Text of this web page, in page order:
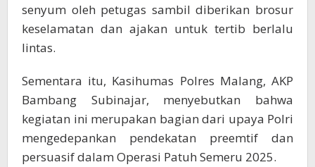
senyum oleh petugas sambil diberikan brosur
keselamatan dan ajakan untuk tertib berlalu
lintas.
Sementara itu, Kasihumas Polres Malang, AKP
Bambang Subinajar, menyebutkan bahwa
kegiatan ini merupakan bagian dari upaya Polri
mengedepankan pendekatan preemtif dan
persuasif dalam Operasi Patuh Semeru 2025.